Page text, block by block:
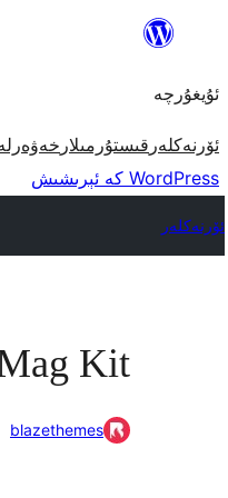
مەزمۇنغا
ئۇيغۇرچە
ئۆرنەكلەر قىستۇرمىلار
WordPress كە ئېرىشىش
ئۆرنەكلەر
Kit
blazethemes